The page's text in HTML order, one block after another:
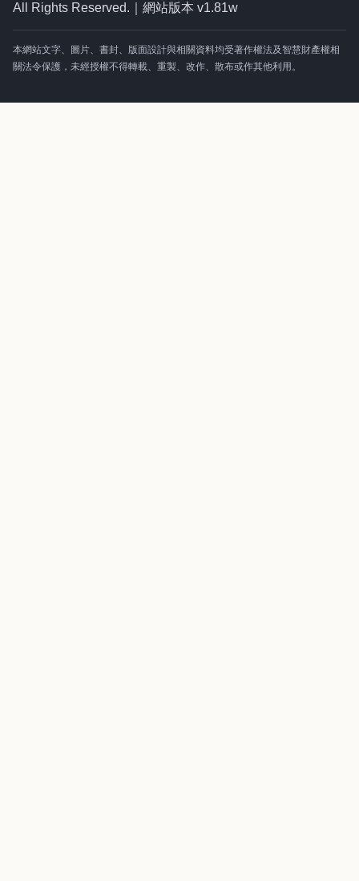
All Rights Reserved.｜網站版本 v1.81w
本網站文字、圖片、書封、版面設計與相關資料均受著作權法及智慧財產權相
關法令保護，未經授權不得轉載、重製、改作、散布或作其他利用。